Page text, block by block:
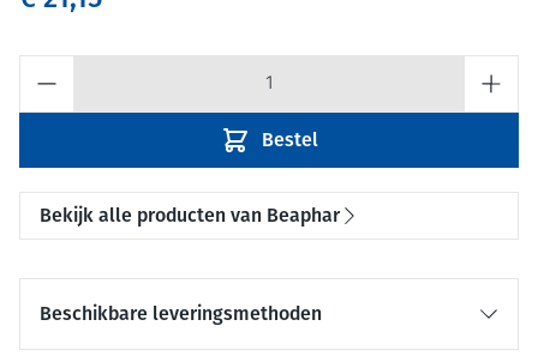
Bestel
Bekijk alle producten van Beaphar
Beschikbare leveringsmethoden